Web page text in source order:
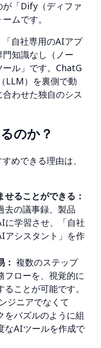
「Dify（ディファ
ムです。
自社専用のAIアプ
知識なし（ノー
ル」です。ChatG
LLM）を裏側で動
わせた独自のシス
のか？
めできる理由は、
ることができる：
去の議事録、製品
に学習させ、「自社
アシスタント」を作
複数のステップ
フローを、視覚的に
ことが可能です。
ジニアでなくて
をパズルのように組
なAIツールを作成で